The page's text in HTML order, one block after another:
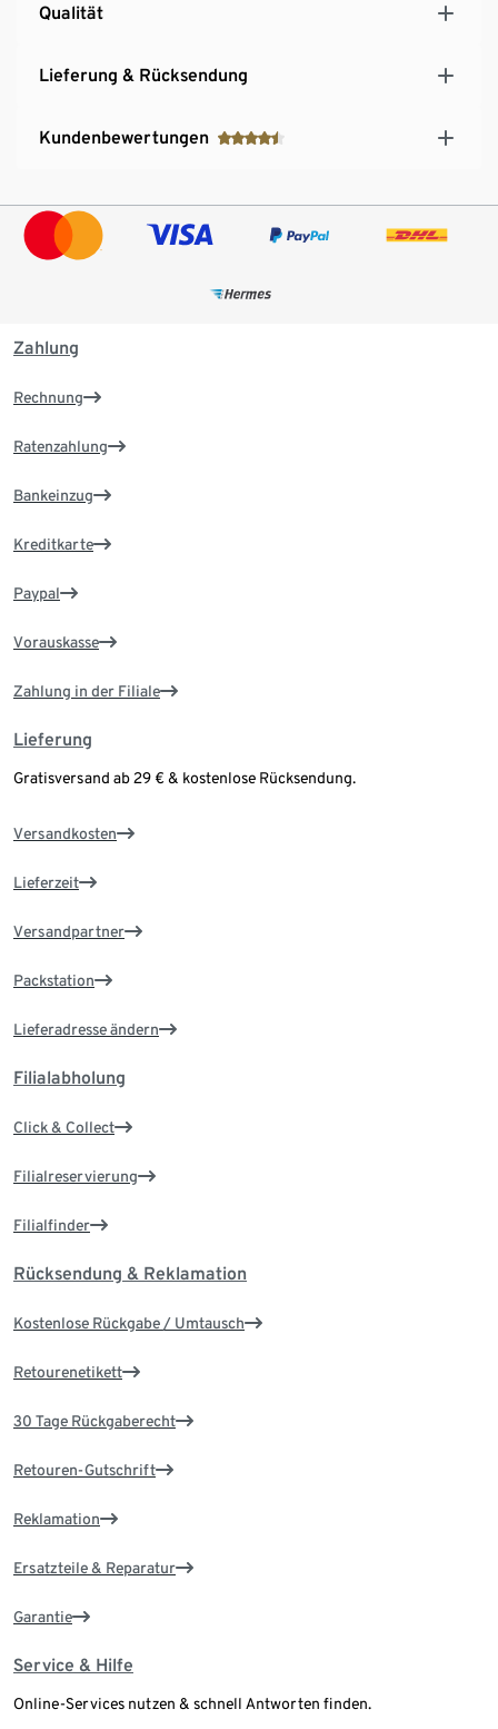
Qualität
Lieferung & Rücksendung
Kundenbewertungen
Zahlung
Rechnung
Ratenzahlung
Bankeinzug
Kreditkarte
Paypal
Vorauskasse
Zahlung in der Filiale
Lieferung
Gratisversand ab 29 € & kostenlose Rücksendung.
Versandkosten
Lieferzeit
Versandpartner
Packstation
Lieferadresse ändern
Filialabholung
Click & Collect
Filialreservierung
Filialfinder
Rücksendung & Reklamation
Kostenlose Rückgabe / Umtausch
Retourenetikett
30 Tage Rückgaberecht
Retouren-Gutschrift
Reklamation
Ersatzteile & Reparatur
Garantie
Service & Hilfe
Online-Services nutzen & schnell Antworten finden.